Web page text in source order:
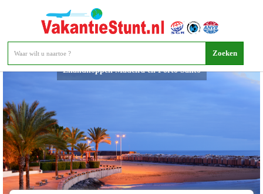
Eilandhoppen Madeira en Porto Santo